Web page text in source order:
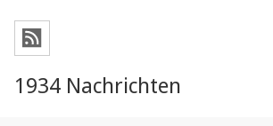
1934 Nachrichten